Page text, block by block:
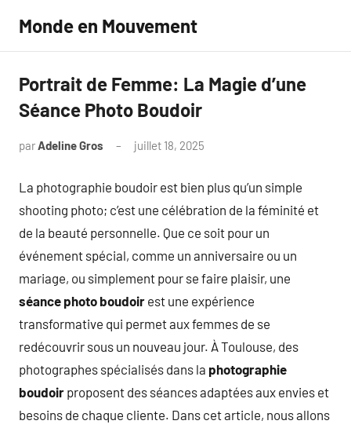
contenu
Monde en Mouvement
Portrait de Femme: La Magie d’une
Séance Photo Boudoir
parAdeline Gros juillet 18, 2025
La photographie boudoir est bien plus qu’un simple
shooting photo; c’est une célébration de la féminité et
de la beauté personnelle. Que ce soit pour un
événement spécial, comme un anniversaire ou un
mariage, ou simplement pour se faire plaisir, une
séance photo boudoir est une expérience
transformative qui permet aux femmes de se
redécouvrir sous un nouveau jour. À Toulouse, des
photographes spécialisés dans la photographie
boudoir proposent des séances adaptées aux envies et
besoins de chaque cliente. Dans cet article, nous allons